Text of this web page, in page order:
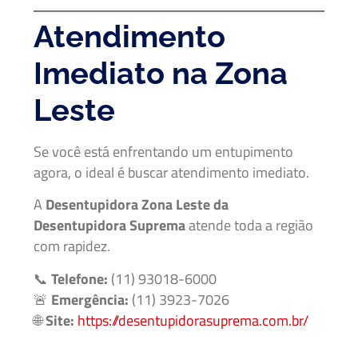
Atendimento
Imediato na Zona
Leste
Se você está enfrentando um entupimento
agora, o ideal é buscar atendimento imediato.
A Desentupidora Zona Leste da
Desentupidora Supremaatende toda a região
com rapidez.
📞Telefone: (11) 93018-6000
🚨 Emergência: (11) 3923-7026
🌐Site: https://desentupidorasuprema.com.br/